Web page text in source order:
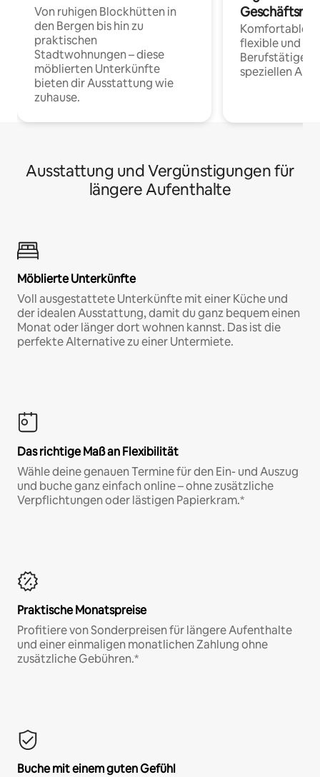
Von ruhigen Blockhütten in
den Bergen bis hin zu
praktischen
Stadtwohnungen – diese
möblierten Unterkünfte
bieten dir Ausstattung wie
zuhause.
Komfortable
flexible und
Berufstätige
speziellen
Ausstattung und Vergünstigungen für
längere Aufenthalte
Möblierte Unterkünfte
Voll ausgestattete Unterkünfte mit einer Küche und
der idealen Ausstattung, damit du ganz bequem einen
Monat oder länger dort wohnen kannst. Das ist die
perfekte Alternative zu einer Untermiete.
Das richtige Maß an Flexibilität
Wähle deine genauen Termine für den Ein- und Auszug
und buche ganz einfach online – ohne zusätzliche
Verpflichtungen oder lästigen Papierkram.*
Praktische Monatspreise
Profitiere von Sonderpreisen für längere Aufenthalte
und einer einmaligen monatlichen Zahlung ohne
zusätzliche Gebühren.*
Buche mit einem guten Gefühl